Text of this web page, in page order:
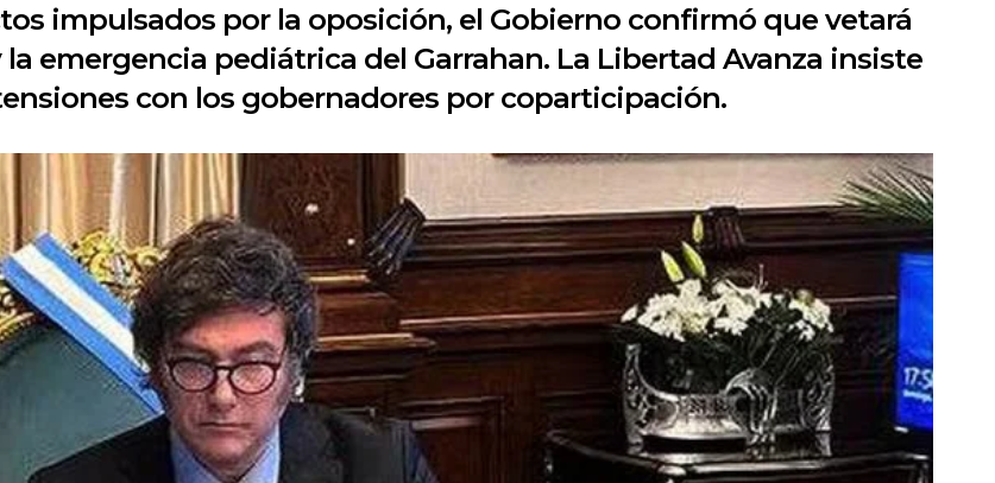
impulsados por la oposición, el Gobierno confirmó que vetará
emergencia pediátrica del Garrahan. La Libertad Avanza insiste
con los gobernadores por coparticipación.